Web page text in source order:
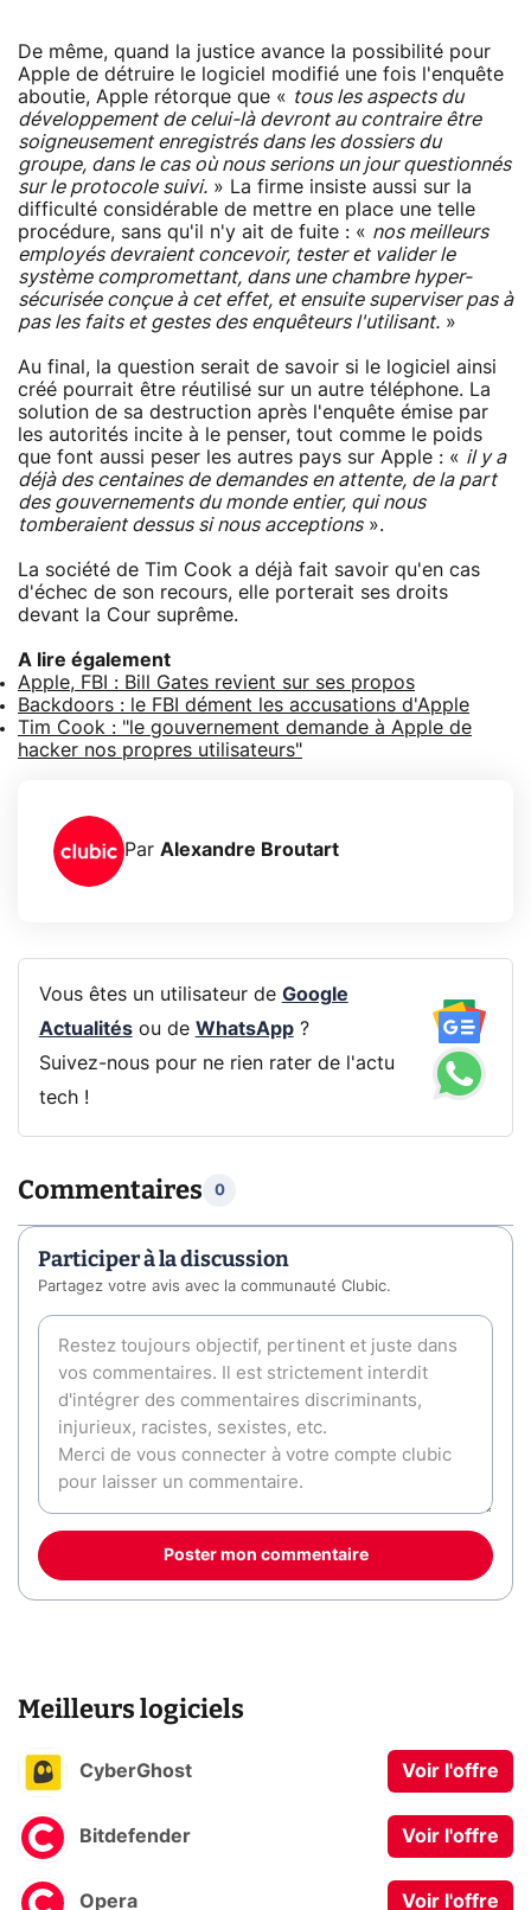
De même, quand la justice avance la possibilité pour
Apple de détruire le logiciel modifié une fois l'enquête
aboutie, Apple rétorque que « tous les aspects du
développement de celui-là devront au contraire être
soigneusement enregistrés dans les dossiers du
groupe, dans le cas où nous serions un jour questionnés
sur le protocole suivi. » La firme insiste aussi sur la
difficulté considérable de mettre en place une telle
procédure, sans qu'il n'y ait de fuite : « nos meilleurs
employés devraient concevoir, tester et valider le
système compromettant, dans une chambre hyper-
sécurisée conçue à cet effet, et ensuite superviser pas à
pas les faits et gestes des enquêteurs l'utilisant. »
Au final, la question serait de savoir si le logiciel ainsi
créé pourrait être réutilisé sur un autre téléphone. La
solution de sa destruction après l'enquête émise par
les autorités incite à le penser, tout comme le poids
que font aussi peser les autres pays sur Apple : « il y a
déjà des centaines de demandes en attente, de la part
des gouvernements du monde entier, qui nous
tomberaient dessus si nous acceptions».
La société de Tim Cook a déjà fait savoir qu'en cas
d'échec de son recours, elle porterait ses droits
devant la Cour suprême.
A lire également
Apple, FBI : Bill Gates revient sur ses propos
Backdoors : le FBI dément les accusations d'Apple
Tim Cook : "le gouvernement demande à Apple de
hacker nos propres utilisateurs"
Par Alexandre Broutart
Vous êtes un utilisateur de Google
Actualitésou de WhatsApp?
Suivez-nous pour ne rien rater de l'actu
tech !
Commentaires 0
Participer à la discussion
Partagez votre avis avec la communauté Clubic.
Poster mon commentaire
Meilleurs logiciels
CyberGhost Voir l'offre
Bitdefender Voir l'offre
Opera Voir l'offre